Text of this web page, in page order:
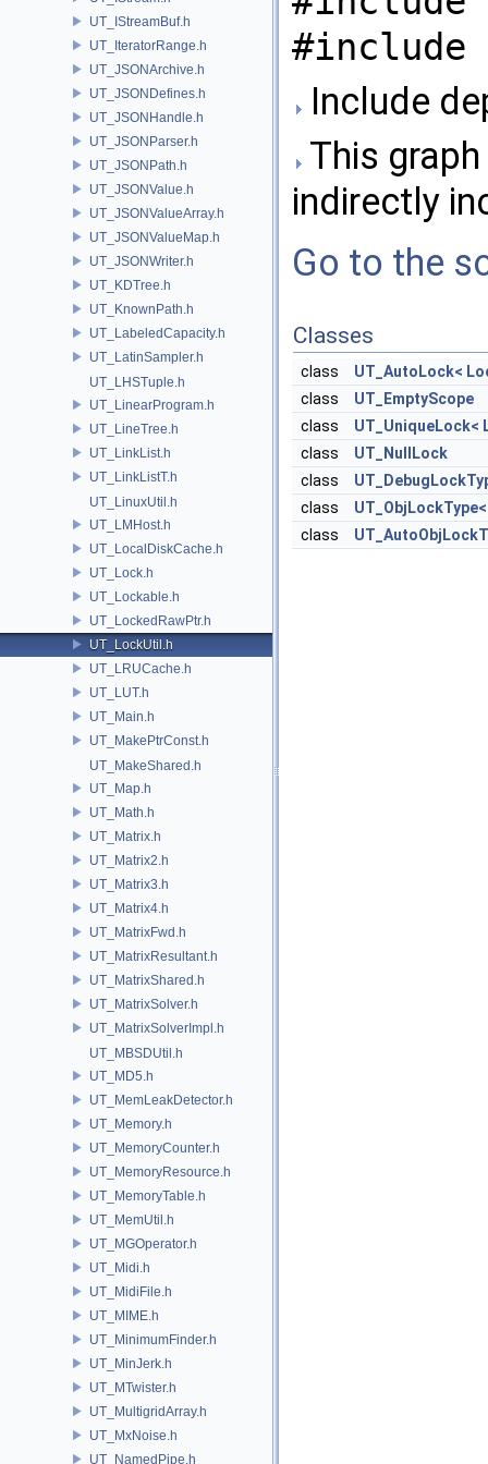
UT_IStreamBuf.h
UT_IteratorRange.h
UT_JSONArchive.h
UT_JSONDefines.h
UT_JSONHandle.h
UT_JSONParser.h
UT_JSONPath.h
UT_JSONValue.h
UT_JSONValueArray.h
UT_JSONValueMap.h
UT_JSONWriter.h
UT_KDTree.h
UT_KnownPath.h
UT_LabeledCapacity.h
UT_LatinSampler.h
UT_LHSTuple.h
UT_LinearProgram.h
UT_LineTree.h
UT_LinkList.h
UT_LinkListT.h
UT_LinuxUtil.h
UT_LMHost.h
UT_LocalDiskCache.h
UT_Lock.h
UT_Lockable.h
UT_LockedRawPtr.h
UT_LockUtil.h
UT_LRUCache.h
UT_LUT.h
UT_Main.h
UT_MakePtrConst.h
UT_MakeShared.h
UT_Map.h
UT_Math.h
UT_Matrix.h
UT_Matrix2.h
UT_Matrix3.h
UT_Matrix4.h
UT_MatrixFwd.h
UT_MatrixResultant.h
UT_MatrixShared.h
UT_MatrixSolver.h
UT_MatrixSolverImpl.h
UT_MBSDUtil.h
UT_MD5.h
UT_MemLeakDetector.h
UT_Memory.h
UT_MemoryCounter.h
UT_MemoryResource.h
UT_MemoryTable.h
UT_MemUtil.h
UT_MGOperator.h
UT_Midi.h
UT_MidiFile.h
UT_MIME.h
UT_MinimumFinder.h
UT_MinJerk.h
UT_MTwister.h
UT_MultigridArray.h
UT_MxNoise.h
UT_NamedPipe.h
#include
Include
This
indirectly
Go to the
Classes
class
UT_AutoLock<
class
UT_EmptyScope
class
UT_UniqueLock<
class
UT_NullLock
class
class
class